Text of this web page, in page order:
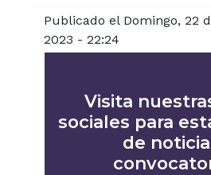
Publicado el Domingo, 22
2023 - 22:24
Visita
sociales para
de